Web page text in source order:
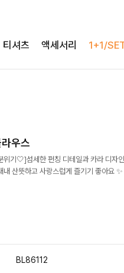
티셔츠 액세서리 1+1/
우스
위기🤍]섬세한 펀칭 디테일과 카라 디자
내 산뜻하고 사랑스럽게 즐기기 좋아요 ✨
BL86112